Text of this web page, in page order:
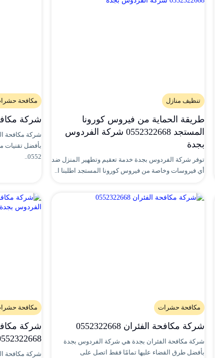
تنظيف منازل
طريقة الحماية من فيروس كورونا
المستجد 0552322668 شركة الفردوس
بجدة
توفر شركة الفردوس بجدة خدمة تعقيم وتطهير المنزل ضد
أي فيروسات وخاصة من فيروس كورونا المستجد اطلبنا ا..
مكافحة
شركة مكافحة
شركة مكافحة
بأفضل
0552..
مكافحة حشرات
شركة مكافحة الفئران 0552322668
شركة مكافحة الفئران بجدة هي شركة الفردوس بجدة
بأفضل طرق القضاء عليها تمامًا فقط اتصل على
مكافحة
شركة
0552322668 شركة الفردوس
شركة مكافحة